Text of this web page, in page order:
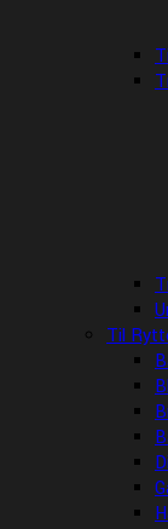
Til